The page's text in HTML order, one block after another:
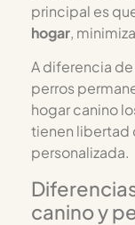
principal es
hogar,
A diferencia
perros
hogar canino
tienen libertad
personalizada.
canino y